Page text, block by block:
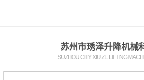
苏州市琇泽升降机械
SUZHOU CITY XIU ZE LIFTING